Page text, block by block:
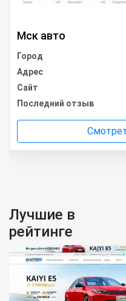
Мск авто
Город
Адрес
Сайт
Последний отзыв
Лучшие в
рейтинге